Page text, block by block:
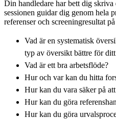
Din handledare har bett dig
sessionen guidar dig genom hela
referenser och screeningresultat
Vad är en systematisk
typ av översikt bättre för ditt
Vad är ett bra arbetsflöde?
Hur och var kan du hitta
Hur kan du vara säker på
Hur kan du göra
Hur kan du göra